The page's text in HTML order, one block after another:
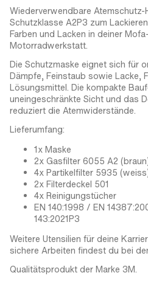
Wiederverwendbare Atemschutz-
Schutzklasse A2P3 zum
Farben und Lacken in deiner
Motorradwerkstatt.
Die Schutzmaske eignet sich für
Dämpfe, Feinstaub sowie Lacke,
Lösungsmittel. Die kompakte
uneingeschränkte Sicht und das
reduziert die Atemwiderstände.
Lieferumfang:
1x Maske
2x Gasfilter 6055 A2
4x Partikelfilter 5935
2x Filterdeckel 501
4x Reinigungstücher
EN 140:1998 / EN
143:2021P3
Weitere Utensilien für deine
sichere Arbeiten findest du bei
Qualitätsprodukt der Marke 3M.